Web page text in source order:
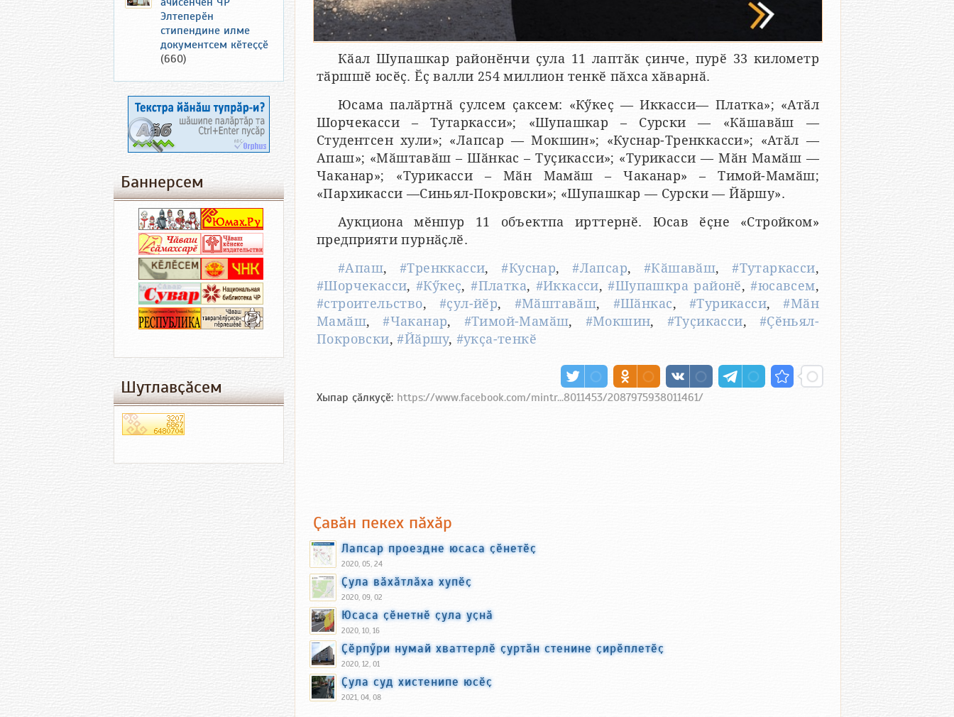
Кӑал Шупашкар районӗнчи ҫула 11 лаптӑк ҫинче, пурӗ 33 километр
тӑршшӗ юсӗҫ. Ӗҫ валли 254 миллион тенкӗ пӑхса хӑварнӑ.
Юсама палӑртнӑ ҫулсем ҫаксем: «Кӳкеҫ — Иккасси— Платка»; «Атӑл
Шорчекасси – Тутаркасси»; «Шупашкар – Сурски — «Кӑшавӑш —
Студентсен хули»; «Лапсар — Мокшин»; «Куснар-Тренккасси»; «Атӑл —
Апаш»; «Мӑштавӑш – Шӑнкас – Туҫикасси»; «Турикасси — Мӑн Мамӑш —
Чаканар»; «Турикасси – Мӑн Мамӑш – Чаканар» – Тимой-Мамӑш;
«Пархикасси —Синьял-Покровски»; «Шупашкар — Сурски — Йӑршу».
Аукциона мӗнпур 11 объектпа ирттернӗ. Юсав ӗҫне «Стройком»
предприяти пурнӑҫлӗ.
#Апаш, #Тренккасси,#Куснар,#Лапсар, #Кӑшавӑш,#Тутаркасси,
#Шорчекасси,#Кӳкеҫ,#Платка, #Иккасси,#Шупашкра районӗ,#юсавсем,
#строительство,#ҫул-йӗр, #Мӑштавӑш, #Шӑнкас, #Турикасси,#Мӑн
Мамӑш,#Чаканар, #Тимой-Мамӑш, #Мокшин, #Туҫикасси, #Ҫӗньял-
Покровски,#Йӑршу, #укҫа-тенкӗ
Хыпар ҫӑлкуҫӗ: https://www.facebook.com/mintr...8011453/2087975938011461/
Ҫавӑн пекех пӑхӑр
Лапсар проездне юсаса ҫӗнетӗҫ
2020, 05, 24
Ҫула вӑхӑтлӑха хупӗҫ
2020, 09, 02
Юсаса ҫӗнетнӗ ҫула уҫнӑ
2020, 10, 16
Ҫӗрпӳри нумай хваттерлӗ ҫуртӑн стенине ҫирӗплетӗҫ
2020, 12, 01
Ҫула суд хистенипе юсӗҫ
2021, 04, 08
Элтеперӗн
стипендине илме
документсем кӗтеҫҫӗ
(660)
Баннерсем
Шутлавҫӑсем